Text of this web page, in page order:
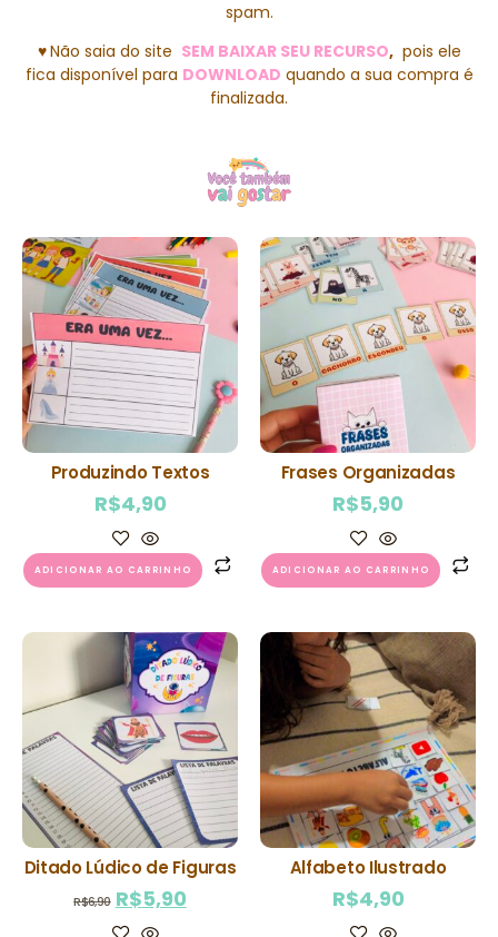
spam.
♥Não saia do site SEM BAIXAR SEU RECURSO,pois ele
fica disponível para DOWNLOAD quando a sua compra é
finalizada.
Produzindo Textos
R$4,90
ADICIONAR AO CARRINHO
Frases Organizadas
R$5,90
ADICIONAR AO CARRINHO
Ditado Lúdico de Figuras
R$6,90 R$5,90
Alfabeto Ilustrado
R$4,90